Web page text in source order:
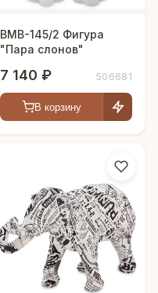
BMB-145/2 Фигура
"Пара слонов"
7 140 ₽ 506681
В корзину